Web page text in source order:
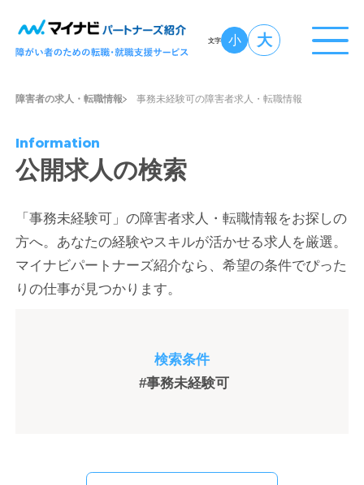
文字 小 大
障害者の求人・転職情報 事務未経験可の障害者求人・転職情報
Information
公開求人の検索
「事務未経験可」の障害者求人・転職情報をお探しの
方へ。あなたの経験やスキルが活かせる求人を厳選。
マイナビパートナーズ紹介なら、希望の条件でぴった
りの仕事が見つかります。
検索条件
#事務未経験可